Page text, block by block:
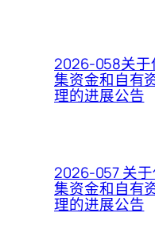
2026-058关于
集资金和自有
理的进展公告
2026-057 关
集资金和自有
理的进展公告